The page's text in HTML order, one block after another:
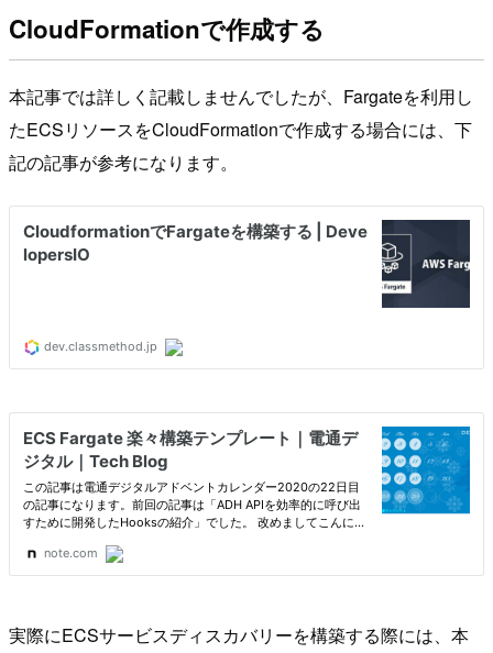
CloudFormationで作成する
本記事では詳しく記載しませんでしたが、Fargateを利用し
たECSリソースをCloudFormationで作成する場合には、下
記の記事が参考になります。
実際にECSサービスディスカバリーを構築する際には、本